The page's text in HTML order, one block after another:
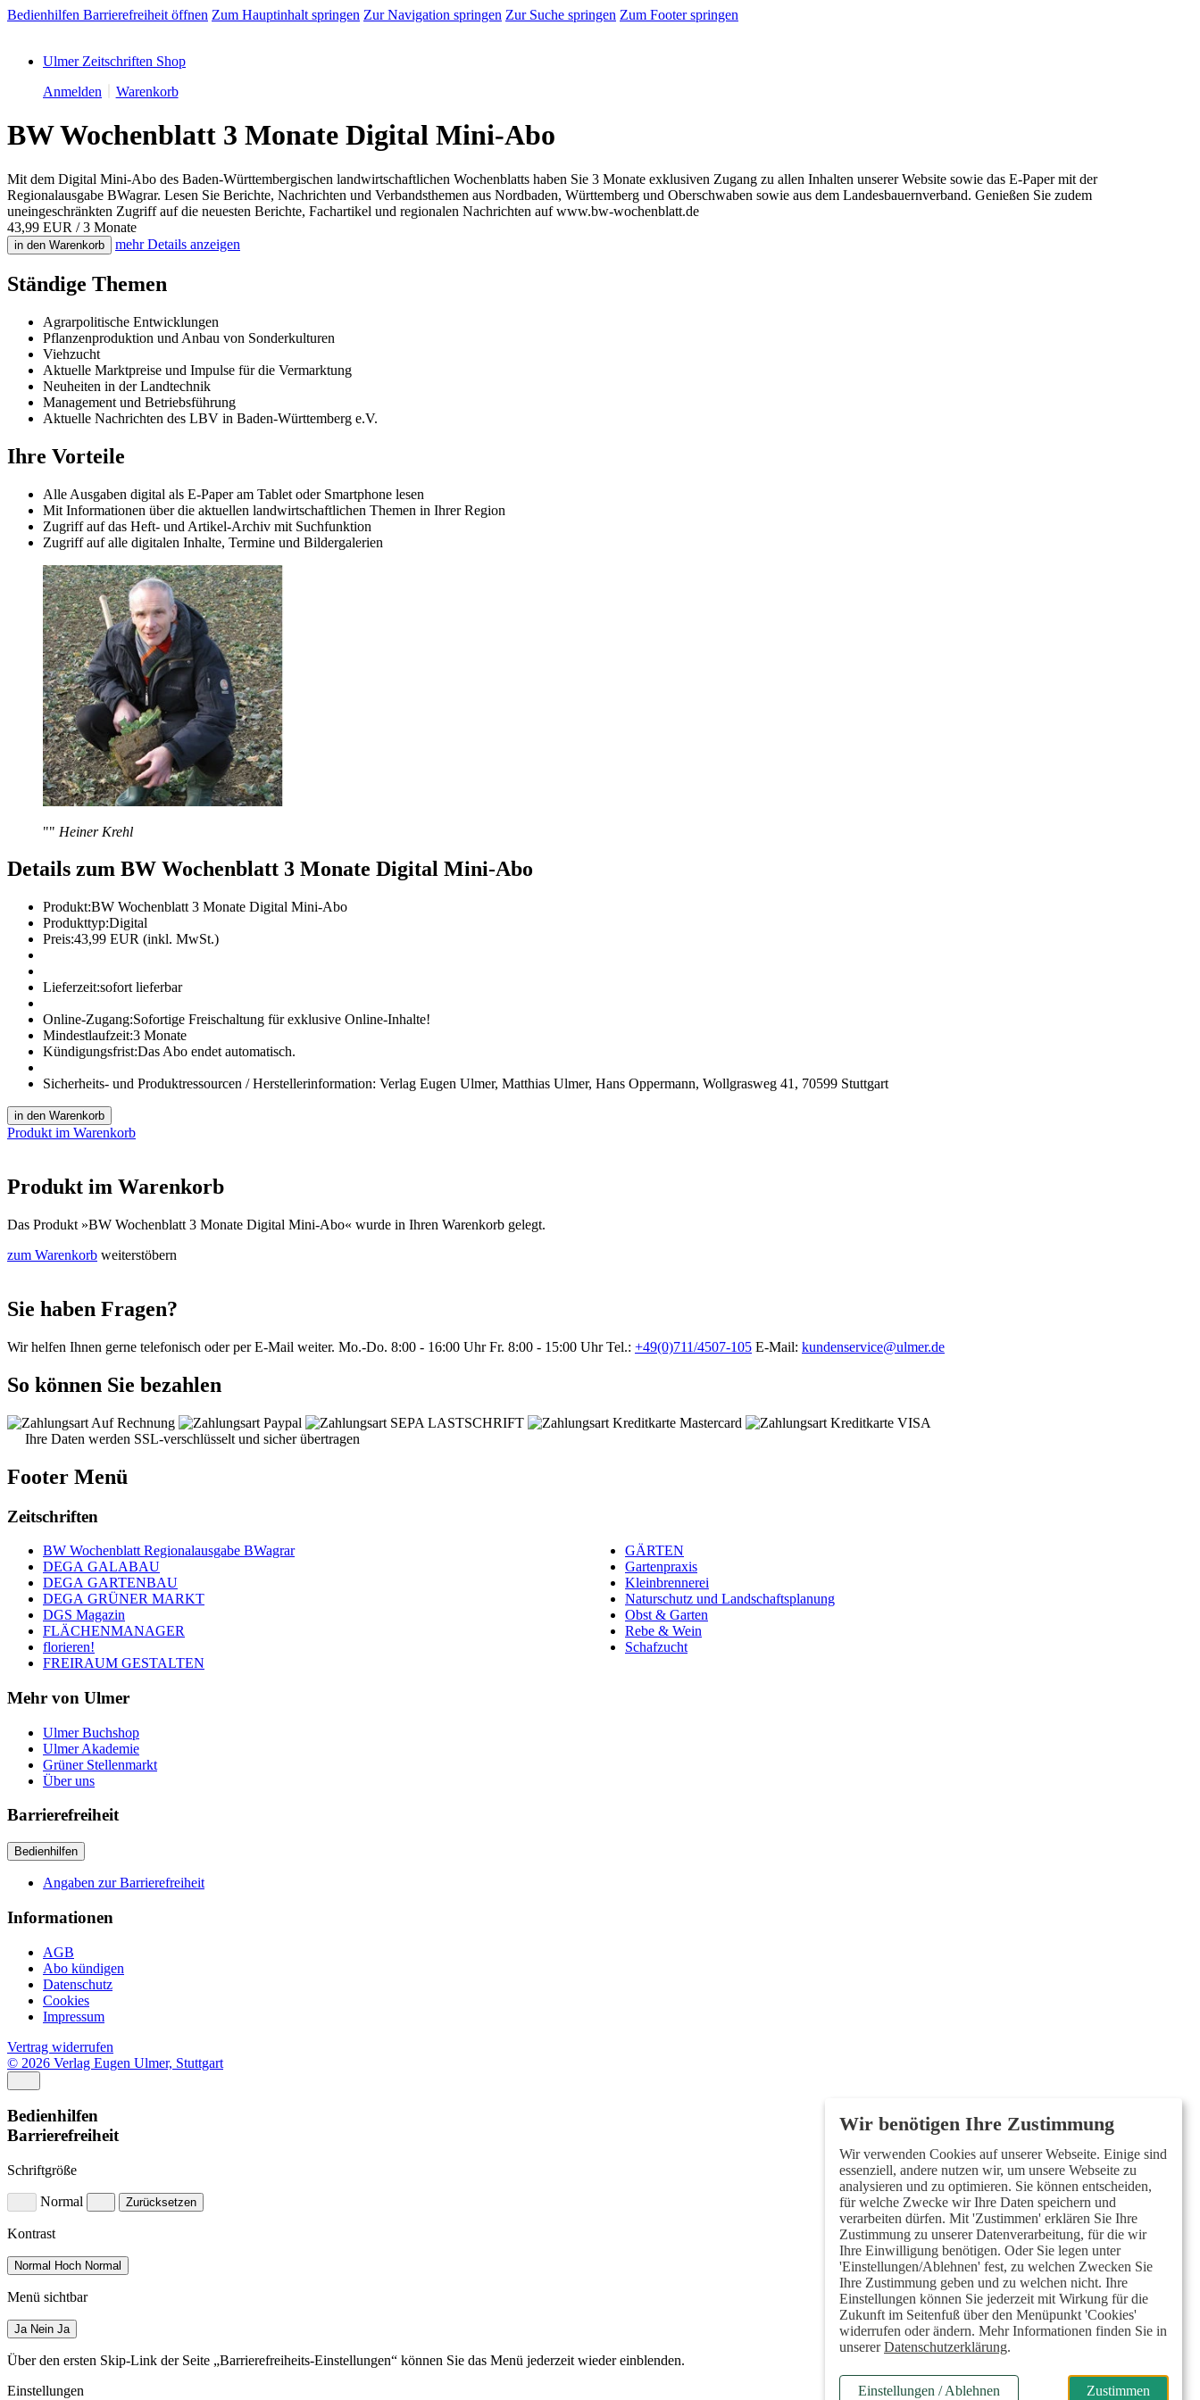
Bedienhilfen Barrierefreiheit öffnen Zum Hauptinhalt springen Zur Navigation springen Zur Suche springen Zum Footer springen
Ulmer Zeitschriften Shop
Anmelden
Warenkorb
BW Wochenblatt 3 Monate Digital Mini-Abo
Mit dem Digital Mini-Abo des Baden-Württembergischen landwirtschaftlichen Wochenblatts haben Sie 3 Monate exklusiven Zugang zu allen Inhalten unserer Website sowie das E-Paper mit der
Regionalausgabe BWagrar. Lesen Sie Berichte, Nachrichten und Verbandsthemen aus Nordbaden, Württemberg und Oberschwaben sowie aus dem Landesbauernverband. Genießen Sie zudem
uneingeschränkten Zugriff auf die neuesten Berichte, Fachartikel und regionalen Nachrichten auf www.bw-wochenblatt.de
43,99 EUR / 3 Monate
in den Warenkorb mehrDetails anzeigen
Ständige Themen
Agrarpolitische Entwicklungen
Pflanzenproduktion und Anbau von Sonderkulturen
Viehzucht
Aktuelle Marktpreise und Impulse für die Vermarktung
Neuheiten in der Landtechnik
Management und Betriebsführung
Aktuelle Nachrichten des LBV in Baden-Württemberg e.V.
Ihre Vorteile
Alle Ausgaben digital als E-Paper am Tablet oder Smartphone lesen
Mit Informationen über die aktuellen landwirtschaftlichen Themen in Ihrer Region
Zugriff auf das Heft- und Artikel-Archiv mit Suchfunktion
Zugriff auf alle digitalen Inhalte, Termine und Bildergalerien
"" Heiner Krehl
Details zum BW Wochenblatt 3 Monate Digital Mini-Abo
Produkt:BW Wochenblatt 3 Monate Digital Mini-Abo
Produkttyp:Digital
Preis:43,99 EUR (inkl. MwSt.)
Lieferzeit:sofort lieferbar
Online-Zugang:Sofortige Freischaltung für exklusive Online-Inhalte!
Mindestlaufzeit:3 Monate
Kündigungsfrist:Das Abo endet automatisch.
Sicherheits- und Produktressourcen / Herstellerinformation: Verlag Eugen Ulmer, Matthias Ulmer, Hans Oppermann, Wollgrasweg 41, 70599 Stuttgart
in den Warenkorb
Produkt im Warenkorb
Produkt im Warenkorb
Das Produkt »BW Wochenblatt 3 Monate Digital Mini-Abo« wurde in Ihren Warenkorb gelegt.
zum Warenkorb weiterstöbern
Sie haben Fragen?
Wir helfen Ihnen gerne telefonisch oder per E-Mail weiter. Mo.-Do. 8:00 - 16:00 Uhr Fr. 8:00 - 15:00 Uhr Tel.: +49(0)711/4507-105 E-Mail: kundenservice@ulmer.de
So können Sie bezahlen
Ihre Daten werden SSL-verschlüsselt und sicher übertragen
Footer Menü
Zeitschriften
BW Wochenblatt Regionalausgabe BWagrar
DEGA GALABAU
DEGA GARTENBAU
DEGA GRÜNER MARKT
DGS Magazin
FLÄCHENMANAGER
florieren!
FREIRAUM GESTALTEN
GÄRTEN
Gartenpraxis
Kleinbrennerei
Naturschutz und Landschaftsplanung
Obst & Garten
Rebe & Wein
Schafzucht
Mehr von Ulmer
Ulmer Buchshop
Ulmer Akademie
Grüner Stellenmarkt
Über uns
Barrierefreiheit
Bedienhilfen
Angaben zur Barrierefreiheit
Informationen
AGB
Abo kündigen
Datenschutz
Cookies
Impressum
Vertrag widerrufen
© 2026 Verlag Eugen Ulmer, Stuttgart
Bedienhilfen
Barrierefreiheit
Schriftgröße
Normal Zurücksetzen
Kontrast
Normal Hoch Normal
Menü sichtbar
Ja Nein Ja
Über den ersten Skip-Link der Seite „Barrierefreiheits-Einstellungen“ können Sie das Menü jederzeit wieder einblenden.
Einstellungen
Wir verwenden Cookies auf unserer Webseite. Einige sind
essenziell, andere nutzen wir, um unsere Webseite zu
analysieren und zu optimieren. Sie können entscheiden,
für welche Zwecke wir Ihre Daten speichern und
verarbeiten dürfen. Mit 'Zustimmen' erklären Sie Ihre
Zustimmung zu unserer Datenverarbeitung, für die wir
Ihre Einwilligung benötigen. Oder Sie legen unter
'Einstellungen/Ablehnen' fest, zu welchen Zwecken Sie
Ihre Zustimmung geben und zu welchen nicht. Ihre
Einstellungen können Sie jederzeit mit Wirkung für die
Zukunft im Seitenfuß über den Menüpunkt 'Cookies'
widerrufen oder ändern. Mehr Informationen finden Sie in
unsererDatenschutzerklärung.
Einstellungen / Ablehnen Zustimmen